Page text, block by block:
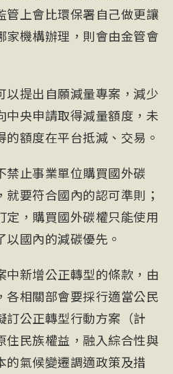
管上會比環保署自己做更讓
家機構辦理，則會由金管會
以提出自願減量專案，減少
中央申請取得減量額度，未
額度在平台抵減、交易。
禁止事業單位購買國外碳
要符合國內的認可準則；
定，購買國外碳權只能使用
國內的減碳優先。
中新增公正轉型的條款，由
各相關部會要採行適當公民
訂公正轉型行動方案（計
住民族權益，融入綜合性與
的氣候變遷調適政策及措